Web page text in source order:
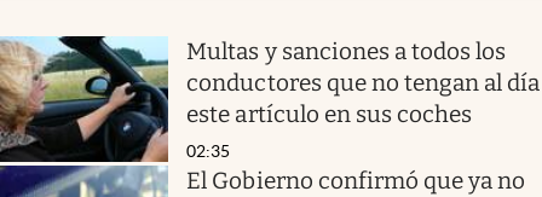
Multas y sanciones a todos los
conductores que no tengan al día
este artículo en sus coches
02:35
El Gobierno confirmó que ya no